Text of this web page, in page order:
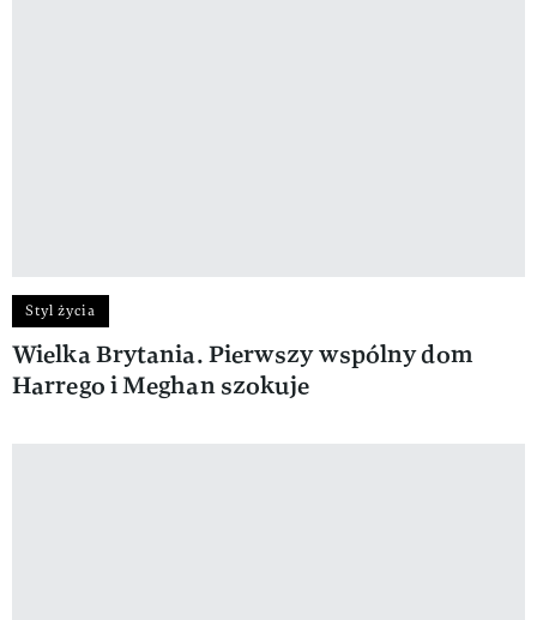
Styl życia
Wielka Brytania. Pierwszy wspólny dom
Harrego i Meghan szokuje